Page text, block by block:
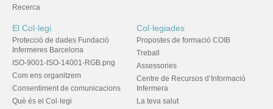
Recerca
El Col·legi
Protecció de dades Fundació
Infermeres Barcelona
ISO-9001-ISO-14001-RGB.png
Com ens organitzem
Consentiment de comunicacions
Què és el Col·legi
Col·legiades
Propostes de formació COIB
Treball
Assessories
Centre de Recursos d’Informació
Infermera
La teva salut